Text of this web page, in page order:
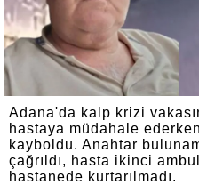
Adana'da kalp krizi
hastaya müdahale
kayboldu. Anahtar
çağrıldı, hasta ikinci
hastanede kurtarılmadı.